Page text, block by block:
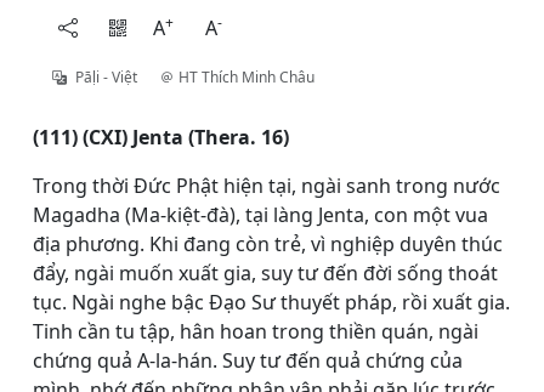
A+ A-
Pāḷi - Việt HT Thích Minh Châu
(111) (CXI) Jenta (Thera. 16)
Trong thời Đức Phật hiện tại, ngài sanh trong nước
Magadha (Ma-kiệt-đà), tại làng Jenta, con một vua
địa phương. Khi đang còn trẻ, vì nghiệp duyên thúc
đẩy, ngài muốn xuất gia, suy tư đến đời sống thoát
tục. Ngài nghe bậc Ðạo Sư thuyết pháp, rồi xuất gia.
Tinh cần tu tập, hân hoan trong thiền quán, ngài
chứng quả A-la-hán. Suy tư đến quả chứng của